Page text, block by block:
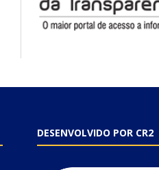
DESENVOLVIDO POR CR2